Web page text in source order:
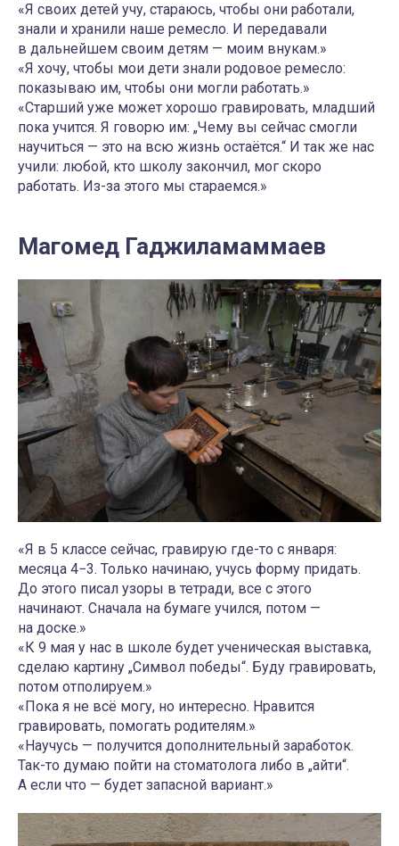
«Я своих детей учу, стараюсь, чтобы они работали,
знали и хранили наше ремесло. И передавали
в дальнейшем своим детям — моим внукам.»
«Я хочу, чтобы мои дети знали родовое ремесло:
показываю им, чтобы они могли работать.»
«Старший уже может хорошо гравировать, младший
пока учится. Я говорю им: „Чему вы сейчас смогли
научиться — это на всю жизнь остаётся.“ И так же нас
учили: любой, кто школу закончил, мог скоро
работать. Из-за этого мы стараемся.»
Магомед Гаджиламаммаев
«Я в 5 классе сейчас, гравирую где-то с января:
месяца 4−3. Только начинаю, учусь форму придать.
До этого писал узоры в тетради, все с этого
начинают. Сначала на бумаге учился, потом —
на доске.»
«К 9 мая у нас в школе будет ученическая выставка,
сделаю картину „Символ победы“. Буду гравировать,
потом отполируем.»
«Пока я не всё могу, но интересно. Нравится
гравировать, помогать родителям.»
«Научусь — получится дополнительный заработок.
Так-то думаю пойти на стоматолога либо в „айти“.
А если что — будет запасной вариант.»